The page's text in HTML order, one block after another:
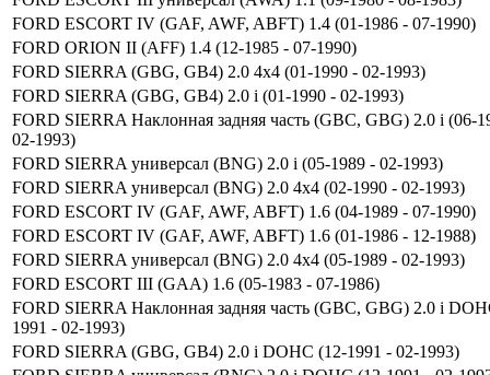
FORD ESCORT IV (GAF, AWF, ABFT) 1.4 (01-1986 - 07-1990)
FORD ORION II (AFF) 1.4 (12-1985 - 07-1990)
FORD SIERRA (GBG, GB4) 2.0 4x4 (01-1990 - 02-1993)
FORD SIERRA (GBG, GB4) 2.0 i (01-1990 - 02-1993)
FORD SIERRA Наклонная задняя часть (GBC, GBG) 2.0 i (06-
02-1993)
FORD SIERRA универсал (BNG) 2.0 i (05-1989 - 02-1993)
FORD SIERRA универсал (BNG) 2.0 4x4 (02-1990 - 02-1993)
FORD ESCORT IV (GAF, AWF, ABFT) 1.6 (04-1989 - 07-1990)
FORD ESCORT IV (GAF, AWF, ABFT) 1.6 (01-1986 - 12-1988)
FORD SIERRA универсал (BNG) 2.0 4x4 (05-1989 - 02-1993)
FORD ESCORT III (GAA) 1.6 (05-1983 - 07-1986)
FORD SIERRA Наклонная задняя часть (GBC, GBG) 2.0 i
1991 - 02-1993)
FORD SIERRA (GBG, GB4) 2.0 i DOHC (12-1991 - 02-1993)